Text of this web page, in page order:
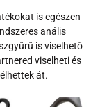
is egészen
anális
is viselhető
viselheti és
át.